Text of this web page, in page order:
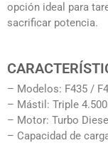
opción ideal para
sacrificar potencia.
– Modelos: F435 /
– Mástil: Triple
– Motor: Turbo Diesel
– Capacidad de